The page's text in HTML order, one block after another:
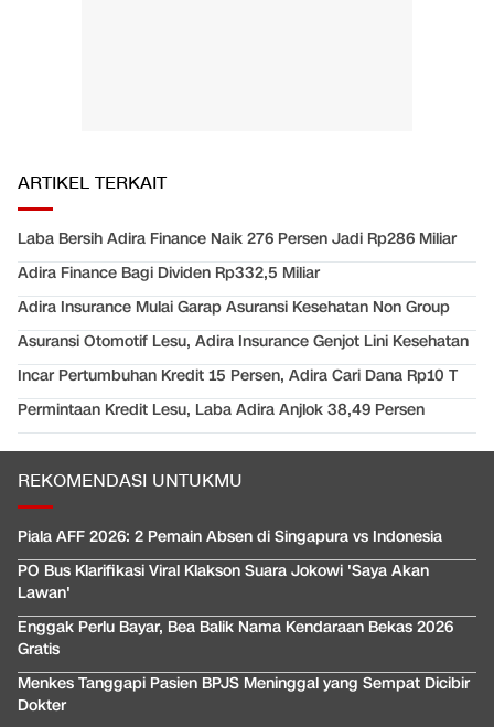
ARTIKEL TERKAIT
Laba Bersih Adira Finance Naik 276 Persen Jadi Rp286 Miliar
Adira Finance Bagi Dividen Rp332,5 Miliar
Adira Insurance Mulai Garap Asuransi Kesehatan Non Group
Asuransi Otomotif Lesu, Adira Insurance Genjot Lini Kesehatan
Incar Pertumbuhan Kredit 15 Persen, Adira Cari Dana Rp10 T
Permintaan Kredit Lesu, Laba Adira Anjlok 38,49 Persen
REKOMENDASI UNTUKMU
Piala AFF 2026: 2 Pemain Absen di Singapura vs Indonesia
PO Bus Klarifikasi Viral Klakson Suara Jokowi 'Saya Akan
Lawan'
Enggak Perlu Bayar, Bea Balik Nama Kendaraan Bekas 2026
Gratis
Menkes Tanggapi Pasien BPJS Meninggal yang Sempat Dicibir
Dokter